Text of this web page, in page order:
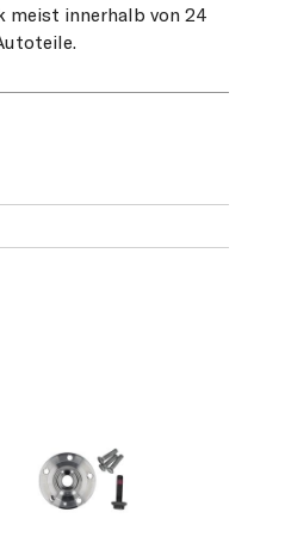
meist innerhalb von 24